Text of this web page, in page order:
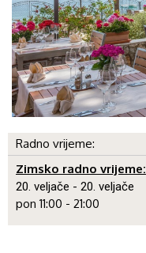
Radno vrijeme:
Zimsko radno vrijeme:
20. veljače - 20. veljače
pon 11:00 - 21:00